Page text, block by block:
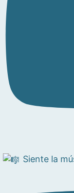
Siente la